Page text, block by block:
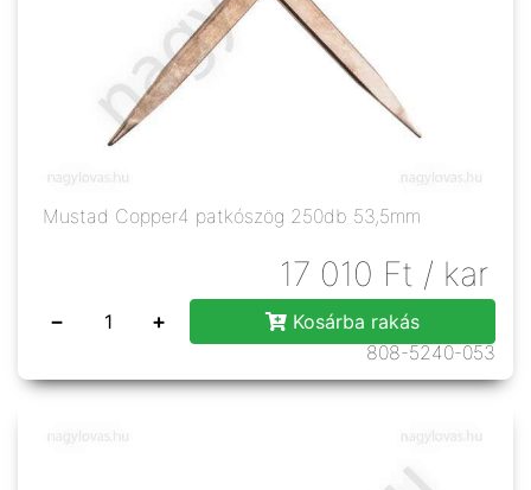
Mustad Copper4 patkószög 250db 53,5mm
17 010 Ft / kar
− +
Kosárba rakás
808-5240-053